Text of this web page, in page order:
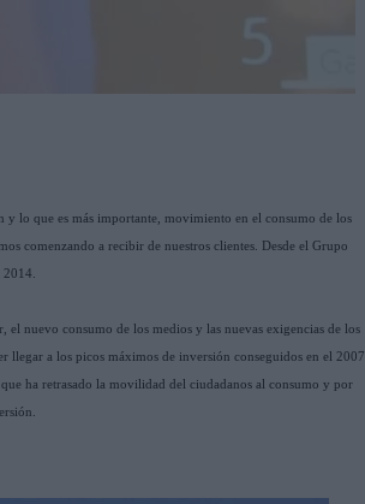
y lo que es más importante, movimiento en el consumo de los
comenzando a recibir de nuestros clientes. Desde el Grupo
nuevo consumo de los medios y las nuevas exigencias de los
llegar a los picos máximos de inversión conseguidos en el 2007.
ha retrasado la movilidad del ciudadanos al consumo y por